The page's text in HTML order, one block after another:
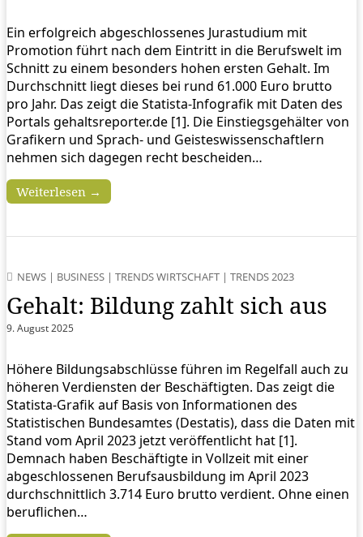
Ein erfolgreich abgeschlossenes Jurastudium mit
Promotion führt nach dem Eintritt in die Berufswelt im
Schnitt zu einem besonders hohen ersten Gehalt. Im
Durchschnitt liegt dieses bei rund 61.000 Euro brutto
pro Jahr. Das zeigt die Statista-Infografik mit Daten des
Portals gehaltsreporter.de [1]. Die Einstiegsgehälter von
Grafikern und Sprach- und Geisteswissenschaftlern
nehmen sich dagegen recht bescheiden…
Weiterlesen →
NEWS | BUSINESS | TRENDS WIRTSCHAFT | TRENDS 2023
Gehalt: Bildung zahlt sich aus
9. August 2025
Höhere Bildungsabschlüsse führen im Regelfall auch zu
höheren Verdiensten der Beschäftigten. Das zeigt die
Statista-Grafik auf Basis von Informationen des
Statistischen Bundesamtes (Destatis), dass die Daten mit
Stand vom April 2023 jetzt veröffentlicht hat [1].
Demnach haben Beschäftigte in Vollzeit mit einer
abgeschlossenen Berufsausbildung im April 2023
durchschnittlich 3.714 Euro brutto verdient. Ohne einen
beruflichen…